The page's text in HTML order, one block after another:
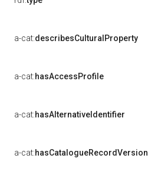
a-cat:describesCulturalProperty
a-cat:hasAccessProfile
a-cat:hasAlternativeIdentifier
a-cat:hasCatalogueRecordVersion